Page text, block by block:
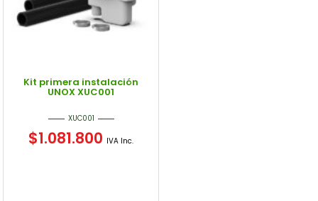
Kit primera instalación
UNOX XUC001
XUC001
$1.081.800 IVA Inc.